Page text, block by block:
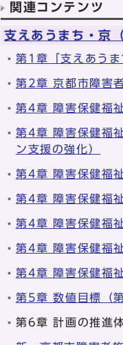
関連コンテンツ
支えあうまち・京
第1章「支えあう
第2章 京都市障害
第4章 障害保健福
第4章 障害保健福
ン支援の強化）
第4章 障害保健福
第4章 障害保健福
第4章 障害保健福
第4章 障害保健福
第4章 障害保健福
第5章 数値目標（
第6章 計画の推進